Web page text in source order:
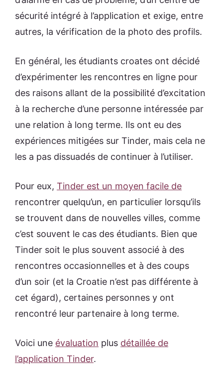
sécurité intégré à l’application et exige, entre
autres, la vérification de la photo des profils.
En général, les étudiants croates ont décidé
d’expérimenter les rencontres en ligne pour
des raisons allant de la possibilité d’excitation
à la recherche d’une personne intéressée par
une relation à long terme. Ils ont eu des
expériences mitigées sur Tinder, mais cela ne
les a pas dissuadés de continuer à l’utiliser.
Pour eux, Tinder est un moyen facile de
rencontrer quelqu’un, en particulier lorsqu’ils
se trouvent dans de nouvelles villes, comme
c’est souvent le cas des étudiants. Bien que
Tinder soit le plus souvent associé à des
rencontres occasionnelles et à des coups
d’un soir (et la Croatie n’est pas différente à
cet égard), certaines personnes y ont
rencontré leur partenaire à long terme.
Voici une évaluation plus détaillée de
l’application Tinder.